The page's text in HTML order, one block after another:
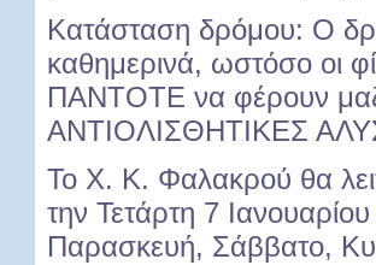
Κατάσταση δρόμου: Ο
καθημερινά, ωστόσο οι
ΠΑΝΤΟΤΕ να φέρουν
ΑΝΤΙΟΛΙΣΘΗΤΙΚΕΣ
Το Χ. Κ. Φαλακρού θα
την Τετάρτη 7
Παρασκευή, Σάββατο,